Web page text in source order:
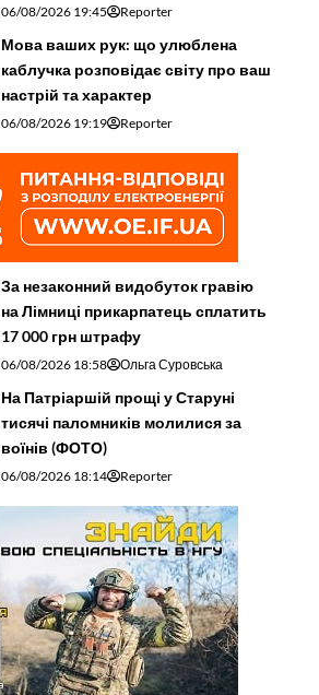
06/08/2026 19:45 Reporter
Мова ваших рук: що улюблена
каблучка розповідає світу про ваш
настрій та характер
06/08/2026 19:19 Reporter
За незаконний видобуток гравію
на Лімниці прикарпатець сплатить
17 000 грн штрафу
06/08/2026 18:58 Ольга Суровська
На Патріаршій прощі у Старуні
тисячі паломників молилися за
воїнів (ФОТО)
06/08/2026 18:14 Reporter